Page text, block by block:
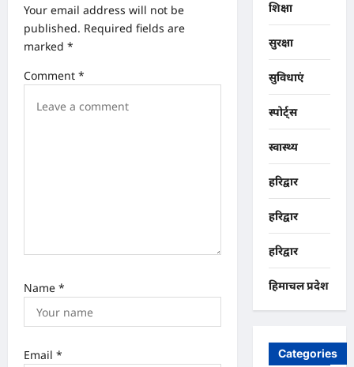
a
t
o
Your email address will not be
published. Required fields are
marked *
Comment *
Name *
Email *
शिक्षा
सुरक्षा
सुविधाएं
स्पोर्ट्स
स्वास्थ्य
हरिद्वार
हरिद्वार
हरिद्वार
हिमाचल प्रदेश
Categories